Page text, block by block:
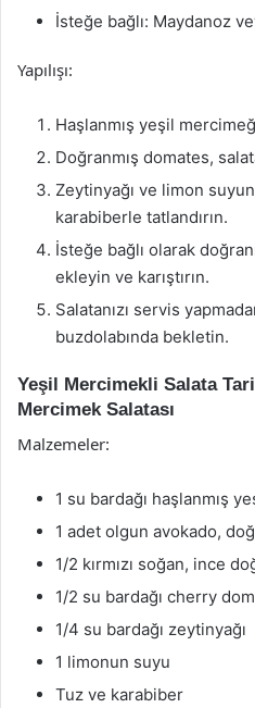
İsteğe bağlı: Maydanoz
Yapılışı:
Haşlanmış yeşil
Doğranmış domates,
Zeytinyağı ve limon
karabiberle tatlandırın.
İsteğe bağlı olarak
ekleyin ve karıştırın.
Salatanızı servis
buzdolabında bekletin.
Yeşil Mercimekli Salata
Mercimek Salatası
Malzemeler:
1 su bardağı haşlanmış
1 adet olgun avokado,
1/2 kırmızı soğan, ince
1/2 su bardağı cherry
1/4 su bardağı zeytinyağı
1 limonun suyu
Tuz ve karabiber